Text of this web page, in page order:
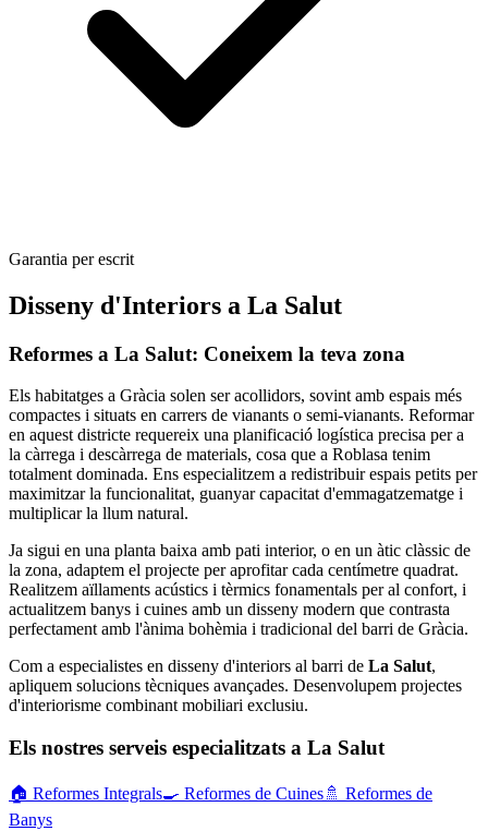
Garantia per escrit
Disseny d'Interiors a La Salut
Reformes a La Salut: Coneixem la teva zona
Els habitatges a Gràcia solen ser acollidors, sovint amb espais més
compactes i situats en carrers de vianants o semi-vianants. Reformar
en aquest districte requereix una planificació logística precisa per a
la càrrega i descàrrega de materials, cosa que a Roblasa tenim
totalment dominada. Ens especialitzem a redistribuir espais petits per
maximitzar la funcionalitat, guanyar capacitat d'emmagatzematge i
multiplicar la llum natural.
Ja sigui en una planta baixa amb pati interior, o en un àtic clàssic de
la zona, adaptem el projecte per aprofitar cada centímetre quadrat.
Realitzem aïllaments acústics i tèrmics fonamentals per al confort, i
actualitzem banys i cuines amb un disseny modern que contrasta
perfectament amb l'ànima bohèmia i tradicional del barri de Gràcia.
Com a especialistes en disseny d'interiors al barri de La Salut,
apliquem solucions tècniques avançades. Desenvolupem projectes
d'interiorisme combinant mobiliari exclusiu.
Els nostres serveis especialitzats a La Salut
🏠 Reformes Integrals🍳 Reformes de Cuines🚿 Reformes de
Banys